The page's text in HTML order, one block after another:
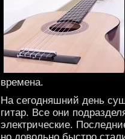
времена.
На сегодняшний день
гитар. Все они
электрические.
но довольно быстро